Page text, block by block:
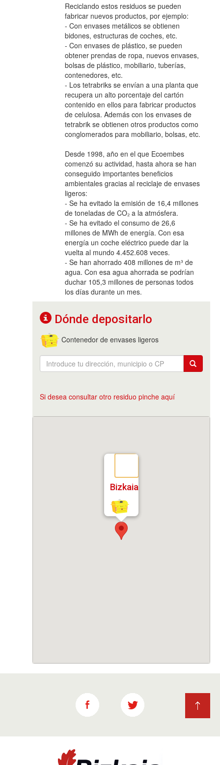
Reciclando estos residuos se pueden
fabricar nuevos productos, por ejemplo:
- Con envases metálicos se obtienen
bidones, estructuras de coches, etc.
- Con envases de plástico, se pueden
obtener prendas de ropa, nuevos envases,
bolsas de plástico, mobiliario, tuberías,
contenedores, etc.
- Los tetrabriks se envían a una planta que
recupera un alto porcentaje del cartón
contenido en ellos para fabricar productos
de celulosa. Además con los envases de
tetrabrik se obtienen otros productos como
conglomerados para mobiliario, bolsas, etc.
Desde 1998, año en el que Ecoembes
comenzó su actividad, hasta ahora se han
conseguido importantes beneficios
ambientales gracias al reciclaje de envases
ligeros:
- Se ha evitado la emisión de 16,4 millones
de toneladas de CO₂ a la atmósfera.
- Se ha evitado el consumo de 26,6
millones de MWh de energía. Con esa
energía un coche eléctrico puede dar la
vuelta al mundo 4.452.608 veces.
- Se han ahorrado 408 millones de m³ de
agua. Con esa agua ahorrada se podrían
duchar 105,3 millones de personas todos
los días durante un mes.
Dónde depositarlo
Contenedor de envases ligeros
Si desea consultar otro residuo pinche aquí
Bizkaia